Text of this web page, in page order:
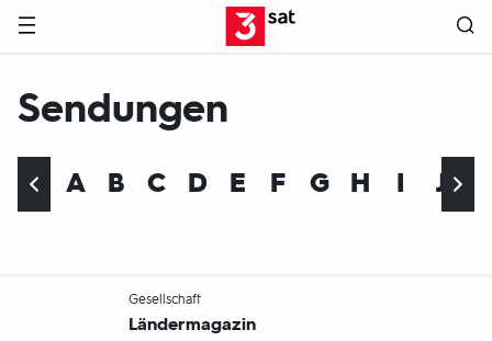
Hauptnavigation 3SAT
Sendungen
A B C D E F G H I J
Gesellschaft-
Ländermagazin